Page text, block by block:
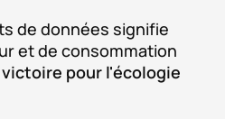
de données signifie
et de consommation
victoire pour l'écologie